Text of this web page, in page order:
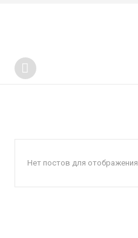
Нет постов для отображения